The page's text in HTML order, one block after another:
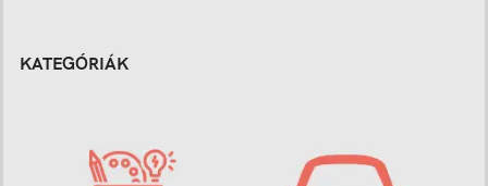
KATEGÓRIÁK